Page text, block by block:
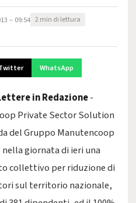
– 09:54 2 min di lettura
WhatsApp
in Redazione-
Private Sector Solution
del Gruppo Manutencoop
giornata di ieri una
collettivo per riduzione di
sul territorio nazionale,